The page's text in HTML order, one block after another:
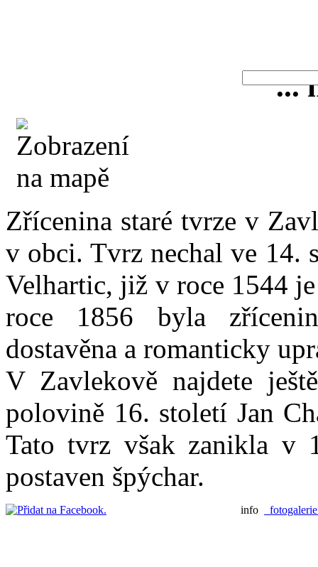
...
Zřícenina staré tvrze v
v obci. Tvrz nechal ve 14.
Velhartic, již v roce 1544
roce 1856 byla
dostavěna a romanticky
V Zavlekově najdete
polovině 16. století Jan
Tato tvrz však zanikla v
postaven špýchar.
info